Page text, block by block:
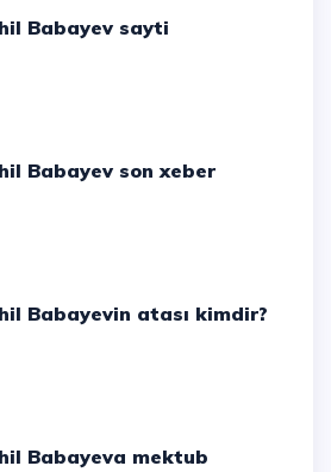
Babayev sayti
Babayev son xeber
Babayevin atası kimdir?